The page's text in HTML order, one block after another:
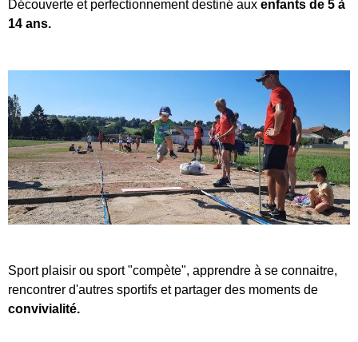
Découverte et perfectionnement destiné aux enfants de 5 à
14 ans.
Sport plaisir ou sport "compète", apprendre à se connaitre,
rencontrer d'autres sportifs et partager des moments de
convivialité.